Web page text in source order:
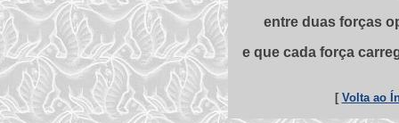
entre duas forças
e que cada força
[ Volta ao